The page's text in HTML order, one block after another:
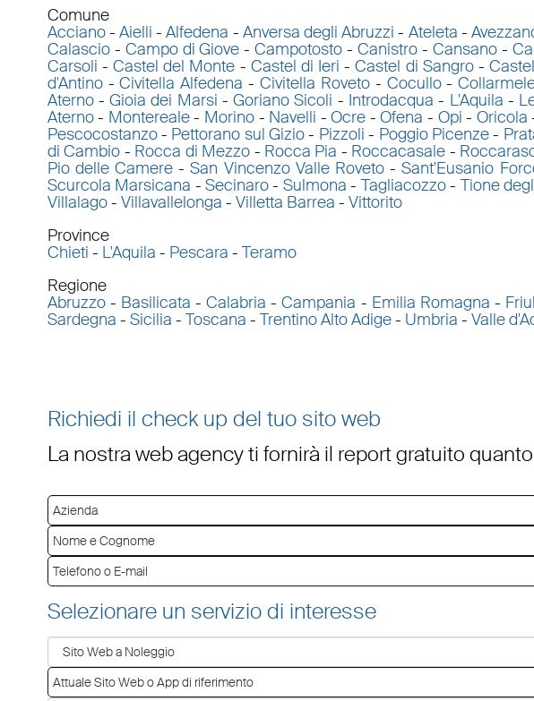
Comune
Acciano-Aielli -Alfedena - Anversa degli Abruzzi - Ateleta -
Calascio- Campo di Giove -Campotosto -Canistro -Cansano -
Carsoli -Castel del Monte - Castel di Ieri -Castel di Sangro-
d'Antino-Civitella Alfedena -Civitella Roveto- Cocullo-
Aterno-Gioia dei Marsi -Goriano Sicoli - Introdacqua - L'Aquila -
Aterno- Montereale- Morino- Navelli -Ocre -Ofena - Opi - Oricola
Pescocostanzo- Pettorano sul Gizio- Pizzoli - Poggio Picenze-
di Cambio - Rocca di Mezzo - Rocca Pia - Roccacasale -
Pio delle Camere -San Vincenzo Valle Roveto-Sant'Eusanio
Scurcola Marsicana - Secinaro- Sulmona - Tagliacozzo- Tione
Villalago- Villavallelonga - Villetta Barrea - Vittorito
Province
Chieti - L'Aquila - Pescara - Teramo
Regione
Abruzzo- Basilicata -Calabria -Campania - Emilia Romagna -
Sardegna - Sicilia - Toscana - Trentino Alto Adige- Umbria - Valle
Richiedi il check up del tuo sito web
La nostra web agency ti fornirà il report gratuito
Selezionare un servizio di interesse